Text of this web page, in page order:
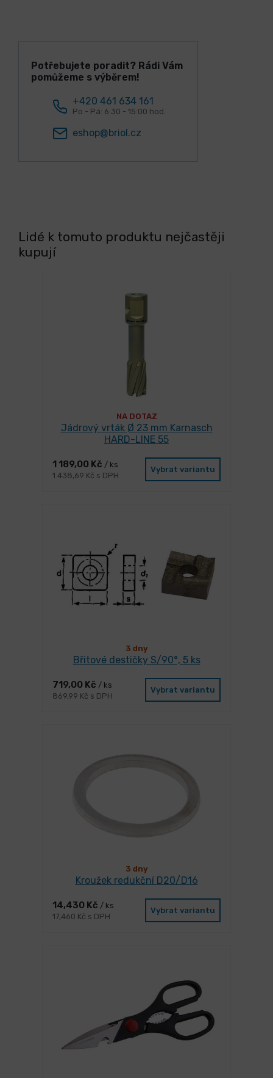
Potřebujete poradit? Rádi Vám
pomůžeme s výběrem!
+420 461 634 161
Po - Pá: 6:30 - 15:00 hod.
eshop@briol.cz
Lidé k tomuto produktu nejčastěji
kupují
NA DOTAZ
Jádrový vrták Ø 23 mm Karnasch
HARD-LINE 55
1 189,00 Kč / ks
1 438,69 Kč s DPH
Vybrat variantu
3 dny
Břitové destičky S/90°, 5 ks
719,00 Kč / ks
869,99 Kč s DPH
Vybrat variantu
3 dny
Kroužek redukční D20/D16
14,430 Kč / ks
17,460 Kč s DPH
Vybrat variantu